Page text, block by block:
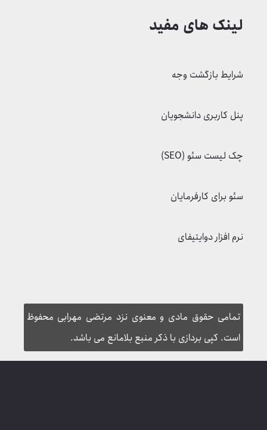
لینک های مفید
شرایط بازگشت وجه
پنل کاربری دانشجویان
چک لیست سئو (SEO)
سئو برای کارفرمایان
نرم افزار دوایتیفای
تمامی حقوق مادی و معنوی نزد مرتضی مهرابی محفوظ
است. کپی بردازی با ذکر منبع بلامانع می باشد.